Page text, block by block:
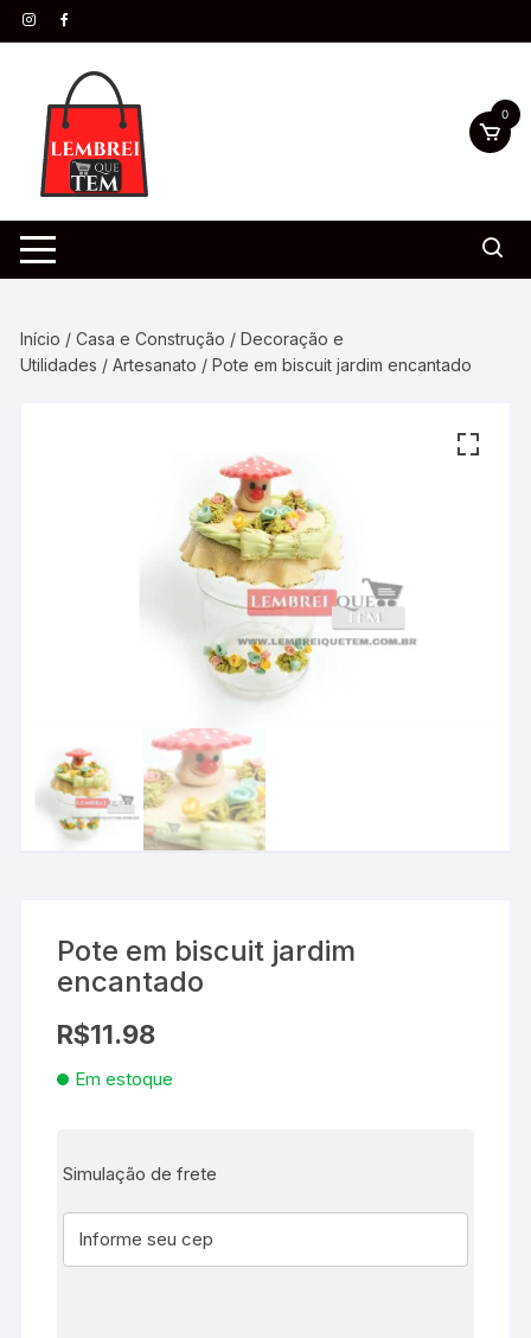
0
Início /Casa e Construção /Decoração e
Utilidades /Artesanato / Pote em biscuit jardim encantado
Pote em biscuit jardim
encantado
R$11.98
Em estoque
Simulação de frete